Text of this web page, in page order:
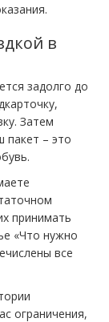
в
задолго до
Затем
пакет – это
принимать
«Что нужно
все
ограничения,